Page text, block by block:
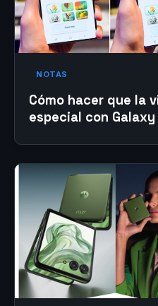
NOTAS
Cómo hacer que la
especial con Galaxy